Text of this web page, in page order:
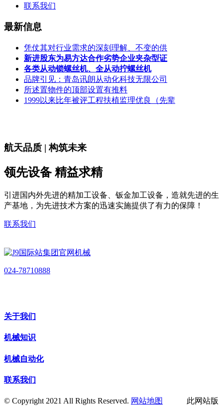
联系我们
最新信息
凭仗其对行业需求的深刻理解、不变的供
新进股东为易方达合作劣势企业夹杂型证
各类从动锁螺丝机、全从动拧螺丝机
品牌引见：青岛讯朗从动化科技无限公司
所述置物件的顶部设置有推料
1999以来比年被评工程扶植监理优良（先辈
航天品质 | 构筑未来
领先设备 精益求精
引进国内外先进的精加工设备、钣金加工设备，造就先进的生
产基地，为先进技术方案的迅速实施提供了有力的保障！
联系我们
024-78710888
关于我们
机械知识
机械自动化
联系我们
© Copyright 2021 All Rights Reserved. 网站地图 此网站版